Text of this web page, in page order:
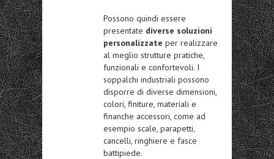
Possono quindi essere
presentate diverse soluzioni
personalizzate per realizzare
al meglio strutture pratiche,
funzionali e confortevoli. I
soppalchi industriali possono
disporre di diverse dimensioni,
colori, finiture, materiali e
finanche accessori, come ad
esempio scale, parapetti,
cancelli, ringhiere e fasce
battipiede.